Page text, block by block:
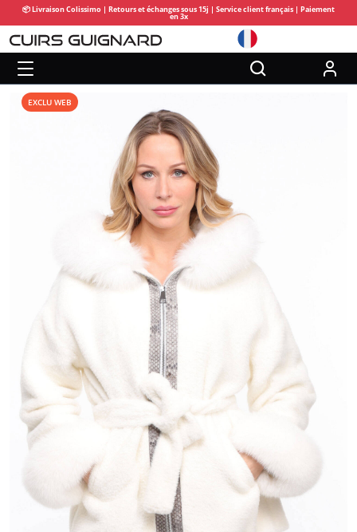
📦 Livraison Colissimo | Retours et échanges sous 15j | Service client français | Paiement
en 3x
EXCLU WEB